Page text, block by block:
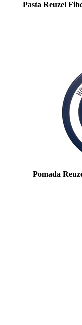
Pasta Reuzel
Pomada